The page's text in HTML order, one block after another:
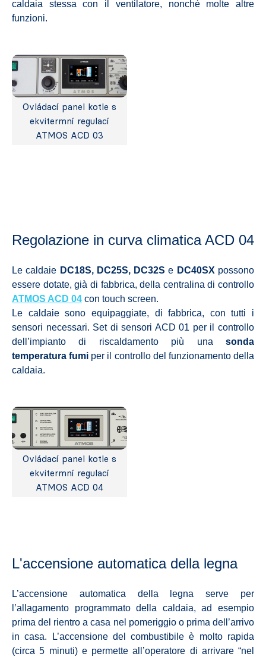
caldaia stessa con il ventilatore, nonché molte altre
funzioni.
Ovládací panel kotle s
ekvitermní regulací
ATMOS ACD 03
Regolazione in curva climatica ACD 04
Le caldaie DC18S, DC25S, DC32Se DC40SX possono
essere dotate, già di fabbrica, della centralina di controllo
ATMOS ACD 04 con touch screen.
Le caldaie sono equipaggiate, di fabbrica, con tutti i
sensori necessari. Set di sensori ACD 01 per il controllo
dell’impianto di riscaldamento più una sonda
temperatura fumi per il controllo del funzionamento della
caldaia.
Ovládací panel kotle s
ekvitermní regulací
ATMOS ACD 04
L'accensione automatica della legna
L’accensione automatica della legna serve per
l’allagamento programmato della caldaia, ad esempio
prima del rientro a casa nel pomeriggio o prima dell’arrivo
in casa. L’accensione del combustibile è molto rapida
(circa 5 minuti) e permette all’operatore di arrivare “nel